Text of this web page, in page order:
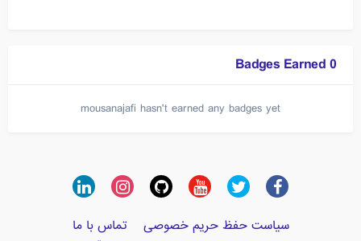
0 Badges Earned
mousanajafi hasn't earned any badges yet
سیاست حفظ حریم خصوصی تماس با ما